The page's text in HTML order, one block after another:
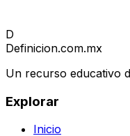
D
Definicion.com.mx
Un recurso educativo
Explorar
Inicio